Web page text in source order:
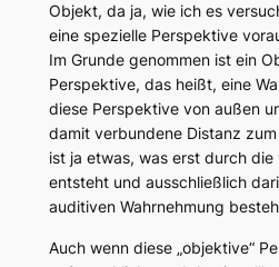
Objekt, da ja, wie ich es
eine spezielle Perspektive
Im Grunde genommen ist ein
Perspektive, das heißt, eine
diese Perspektive von außen
damit verbundene Distanz
ist ja etwas, was erst durch die
entsteht und ausschließlich
auditiven Wahrnehmung
Auch wenn diese „objektive“